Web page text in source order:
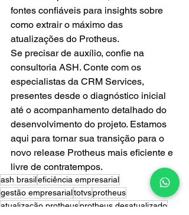
fontes confiáveis para insights sobre
como extrair o máximo das
atualizações do Protheus.
Se precisar de auxílio, confie na
consultoria ASH. Conte com os
especialistas da CRM Services,
presentes desde o diagnóstico inicial
até o acompanhamento detalhado do
desenvolvimento do projeto. Estamos
aqui para tornar sua transição para o
novo release Protheus mais eficiente e
livre de contratempos.
ash brasileficiência empresarial
gestão empresarialtotvsprotheus
atualização protheusprotheus desatualizado